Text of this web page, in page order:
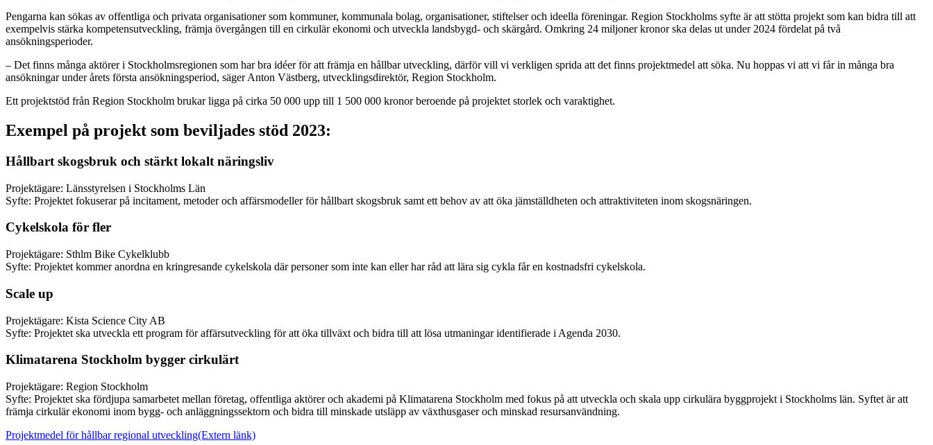
Pengarna kan sökas av offentliga och privata organisationer som kommuner, kommunala bolag, organisationer, stiftelser och ideella föreningar. Region Stockholms syfte är att stötta projekt som kan bidra till att
exempelvis stärka kompetensutveckling, främja övergången till en cirkulär ekonomi och utveckla landsbygd- och skärgård. Omkring 24 miljoner kronor ska delas ut under 2024 fördelat på två
ansökningsperioder.
– Det finns många aktörer i Stockholmsregionen som har bra idéer för att främja en hållbar utveckling, därför vill vi verkligen sprida att det finns projektmedel att söka. Nu hoppas vi att vi får in många bra
ansökningar under årets första ansökningsperiod, säger Anton Västberg, utvecklingsdirektör, Region Stockholm.
Ett projektstöd från Region Stockholm brukar ligga på cirka 50 000 upp till 1 500 000 kronor beroende på projektet storlek och varaktighet.
Exempel på projekt som beviljades stöd 2023:
Hållbart skogsbruk och stärkt lokalt näringsliv
Projektägare: Länsstyrelsen i Stockholms Län
Syfte: Projektet fokuserar på incitament, metoder och affärsmodeller för hållbart skogsbruk samt ett behov av att öka jämställdheten och attraktiviteten inom skogsnäringen.
Cykelskola för fler
Projektägare: Sthlm Bike Cykelklubb
Syfte: Projektet kommer anordna en kringresande cykelskola där personer som inte kan eller har råd att lära sig cykla får en kostnadsfri cykelskola.
Scale up
Projektägare: Kista Science City AB
Syfte: Projektet ska utveckla ett program för affärsutveckling för att öka tillväxt och bidra till att lösa utmaningar identifierade i Agenda 2030.
Klimatarena Stockholm bygger cirkulärt
Projektägare: Region Stockholm
Syfte: Projektet ska fördjupa samarbetet mellan företag, offentliga aktörer och akademi på Klimatarena Stockholm med fokus på att utveckla och skala upp cirkulära byggprojekt i Stockholms län. Syftet är att
främja cirkulär ekonomi inom bygg- och anläggningssektorn och bidra till minskade utsläpp av växthusgaser och minskad resursanvändning.
Projektmedel för hållbar regional utveckling(Extern länk)